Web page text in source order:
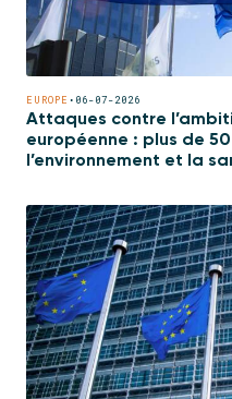
EUROPE • 06-07-2026
Attaques contre
européenne : plus de
l’environnement et la